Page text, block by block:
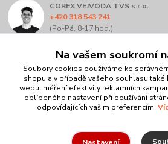
COREX VEJVODA TVS s.r.o.
+420 318 543 241
(Po-Pá, 8-17 hod.)
info@corex.czNa vašem soukromí
Soubory cookies používáme ke
shopu a v případě vašeho souhlasu
webu, měření efektivity reklamních
oblíbeného nastavení při používání
odpovídajících vašim preferencím.
Nastavení